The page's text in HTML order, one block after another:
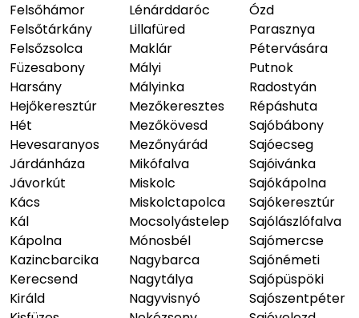
Felsőhámor
Felsőtárkány
Felsőzsolca
Füzesabony
Harsány
Hejőkeresztúr
Hét
Hevesaranyos
Járdánháza
Jávorkút
Kács
Kál
Kápolna
Kazincbarcika
Kerecsend
Királd
Lénárddaróc
Lillafüred
Maklár
Mályi
Mályinka
Mezőkeresztes
Mezőkövesd
Mezőnyárád
Mikófalva
Miskolc
Miskolctapolca
Mocsolyástelep
Mónosbél
Nagybarca
Nagytálya
Nagyvisnyó
Ózd
Parasznya
Pétervására
Putnok
Radostyán
Répáshuta
Sajóbábony
Sajóecseg
Sajóivánka
Sajókápolna
Sajókeresztúr
Sajólászlófalva
Sajómercse
Sajónémeti
Sajópüspöki
Sajószentpéter